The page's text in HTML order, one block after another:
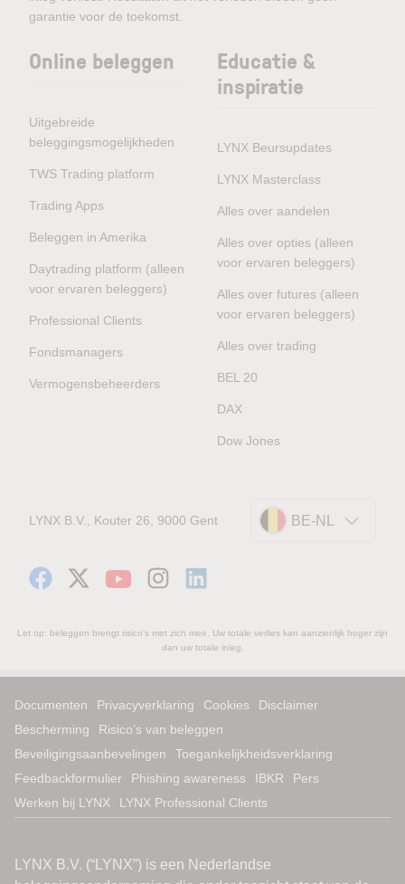
garantie voor de toekomst.
Online beleggen
Uitgebreide
beleggingsmogelijkheden
TWS Trading platform
Trading Apps
Beleggen in Amerika
Daytrading platform (alleen
voor ervaren beleggers)
Professional Clients
Fondsmanagers
Vermogensbeheerders
Educatie &
inspiratie
LYNX Beursupdates
LYNX Masterclass
Alles over aandelen
Alles over opties (alleen
voor ervaren beleggers)
Alles over futures (alleen
voor ervaren beleggers)
Alles over trading
BEL 20
DAX
Dow Jones
LYNX B.V., Kouter 26, 9000 Gent BE-NL
Let op: beleggen brengt risico's met zich mee. Uw totale verlies kan aanzienlijk hoger zijn
dan uw totale inleg.
Documenten Privacyverklaring Cookies
Disclaimer
Bescherming
Risico’s van beleggen
Beveiligingsaanbevelingen
Toegankelijkheidsverklaring
Feedbackformulier
Phishing awareness IBKR
Pers
Werken bij LYNX
LYNX Professional Clients